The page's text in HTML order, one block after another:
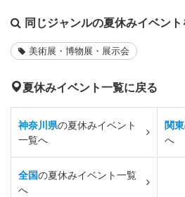
同じジャンルの夏休みイベント
美術展・博物展・展示会
夏休みイベント一覧に戻る
神奈川県の夏休みイベント
一覧へ
関東
へ
全国の夏休みイベント一覧
へ